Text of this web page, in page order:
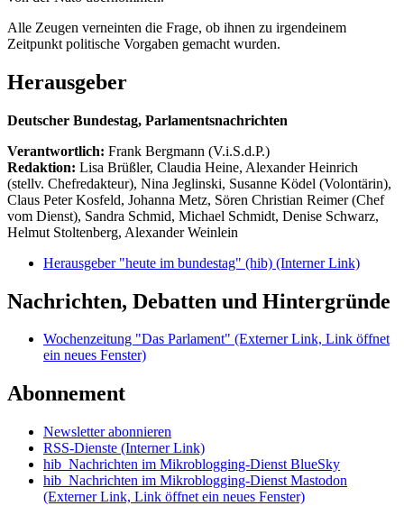
Alle Zeugen verneinten die Frage, ob ihnen zu irgendeinem
Zeitpunkt politische Vorgaben gemacht wurden.
Herausgeber
Deutscher Bundestag, Parlamentsnachrichten
Verantwortlich: Frank Bergmann (V.i.S.d.P.)
Redaktion: Lisa Brüßler, Claudia Heine, Alexander Heinrich
(stellv. Chefredakteur), Nina Jeglinski, Susanne Ködel (Volontärin),
Claus Peter Kosfeld, Johanna Metz, Sören Christian Reimer (Chef
vom Dienst), Sandra Schmid, Michael Schmidt, Denise Schwarz,
Helmut Stoltenberg, Alexander Weinlein
Herausgeber "heute im bundestag" (hib) (Interner Link)
Nachrichten, Debatten und Hintergründe
Wochenzeitung "Das Parlament" (Externer Link, Link öffnet
ein neues Fenster)
Abonnement
Newsletter abonnieren
RSS-Dienste (Interner Link)
hib_Nachrichten im Mikroblogging-Dienst BlueSky
hib_Nachrichten im Mikroblogging-Dienst Mastodon
(Externer Link, Link öffnet ein neues Fenster)